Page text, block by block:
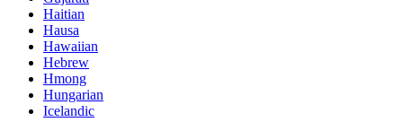
Haitian
Hausa
Hawaiian
Hebrew
Hmong
Hungarian
Icelandic